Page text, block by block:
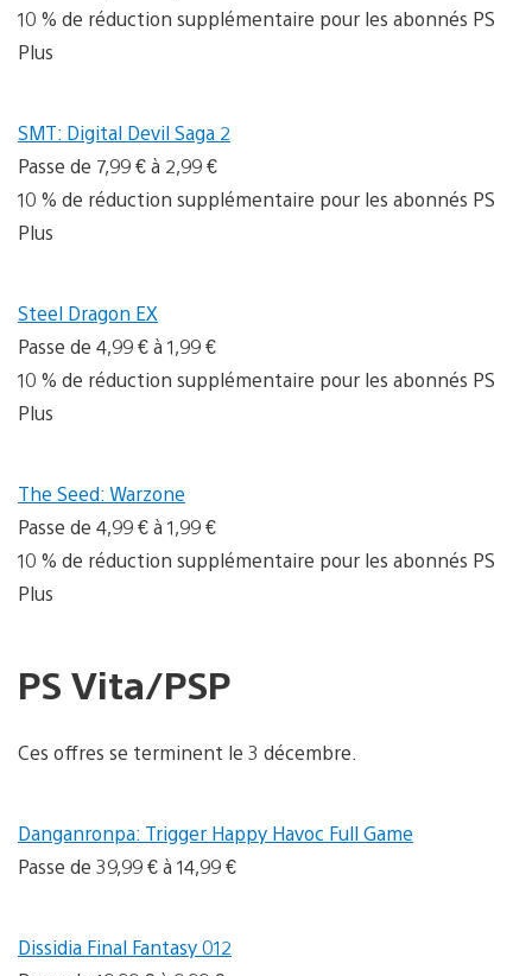
10 % de réduction supplémentaire pour les abonnés PS
Plus
SMT: Digital Devil Saga 2
Passe de 7,99 € à 2,99 €
10 % de réduction supplémentaire pour les abonnés PS
Plus
Steel Dragon EX
Passe de 4,99 € à 1,99 €
10 % de réduction supplémentaire pour les abonnés PS
Plus
The Seed: Warzone
Passe de 4,99 € à 1,99 €
10 % de réduction supplémentaire pour les abonnés PS
Plus
PS Vita/PSP
Ces offres se terminent le 3 décembre.
Danganronpa: Trigger Happy Havoc Full Game
Passe de 39,99 € à 14,99 €
Dissidia Final Fantasy 012